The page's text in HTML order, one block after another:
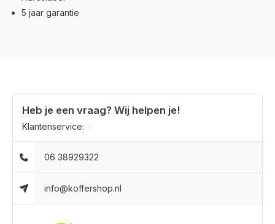
5 jaar garantie
Heb je een vraag? Wij helpen je!
Klantenservice:
06 38929322
info@koffershop.nl